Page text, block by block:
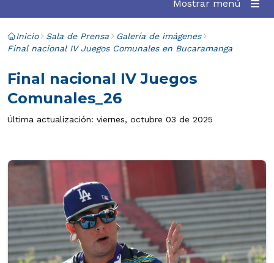
Mostrar menú
Inicio Sala de Prensa
Galería de imágenes
Final nacional IV Juegos Comunales en Bucaramanga
Final nacional IV Juegos
Comunales_26
Última actualización: viernes, octubre 03 de 2025